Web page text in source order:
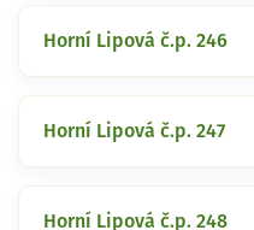
Horní Lipová č.p. 246
Horní Lipová č.p. 247
Horní Lipová č.p. 248